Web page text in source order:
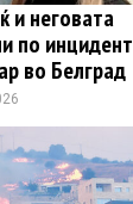
и неговата
по инцидент
во Белград